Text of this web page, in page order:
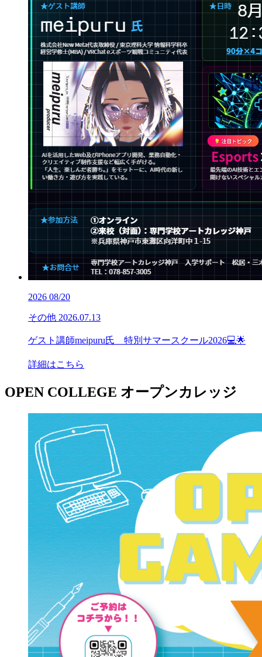
2026 08/20
その他 2026.07.13
ゲスト講師meipuru氏 特別サマースクール2026💻🌟
詳細はこちら
OPEN COLLEGE オープンカレッジ